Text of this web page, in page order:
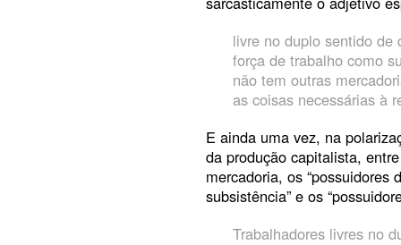
livre no duplo sentido de
força de trabalho como
não tem outras
as coisas necessárias à
E ainda uma vez, na
da produção capitalista,
mercadoria, os
subsistência” e os
Trabalhadores livres no